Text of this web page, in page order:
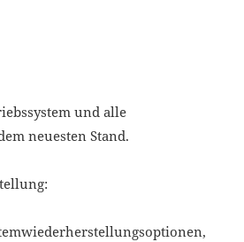
und alle
neuesten Stand.